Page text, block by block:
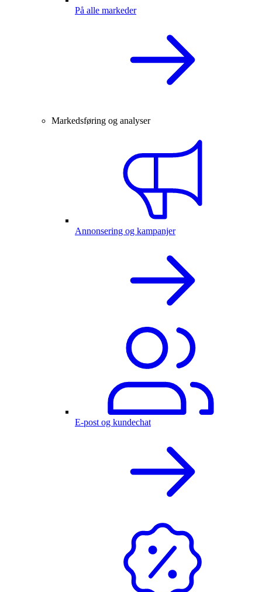
På alle markeder
Markedsføring og analyser
Annonsering og kampanjer
E-post og kundechat